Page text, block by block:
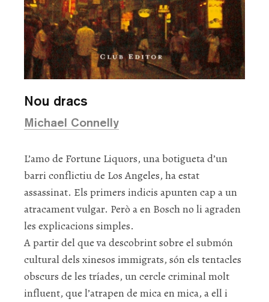
Nou dracs
Michael Connelly
L’amo de Fortune Liquors, una botigueta d’un
barri conflictiu de Los Angeles, ha estat
assassinat. Els primers indicis apunten cap a un
atracament vulgar. Però a en Bosch no li agraden
les explicacions simples.
A partir del que va descobrint sobre el submón
cultural dels xinesos immigrats, són els tentacles
obscurs de les tríades, un cercle criminal molt
influent, que l’atrapen de mica en mica, a ell i